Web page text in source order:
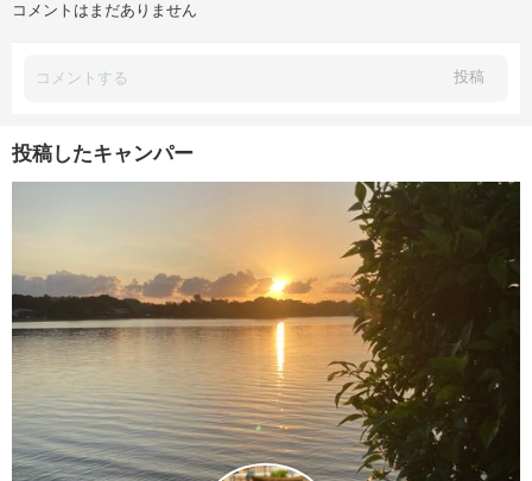
コメントはまだありません
投稿
投稿したキャンパー